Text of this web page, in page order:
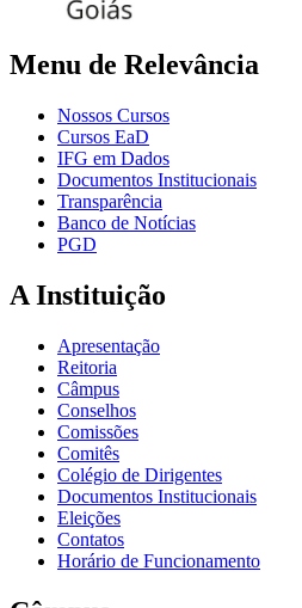
Menu de Relevância
Nossos Cursos
Cursos EaD
IFG em Dados
Documentos Institucionais
Transparência
Banco de Notícias
PGD
A Instituição
Apresentação
Reitoria
Câmpus
Conselhos
Comissões
Comitês
Colégio de Dirigentes
Documentos Institucionais
Eleições
Contatos
Horário de Funcionamento